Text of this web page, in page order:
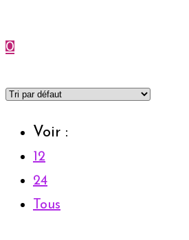
0
Voir :
12
24
Tous